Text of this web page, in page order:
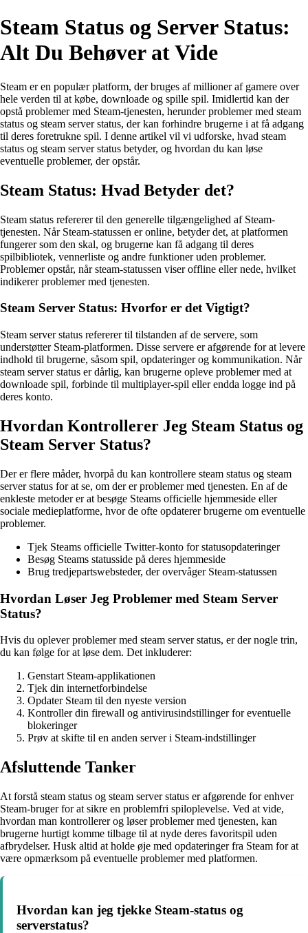
Steam Status og Server Status:
Alt Du Behøver at Vide
Steam er en populær platform, der bruges af millioner af gamere over
hele verden til at købe, downloade og spille spil. Imidlertid kan der
opstå problemer med Steam-tjenesten, herunder problemer med steam
status og steam server status, der kan forhindre brugerne i at få adgang
til deres foretrukne spil. I denne artikel vil vi udforske, hvad steam
status og steam server status betyder, og hvordan du kan løse
eventuelle problemer, der opstår.
Steam Status: Hvad Betyder det?
Steam status refererer til den generelle tilgængelighed af Steam-
tjenesten. Når Steam-statussen er online, betyder det, at platformen
fungerer som den skal, og brugerne kan få adgang til deres
spilbibliotek, vennerliste og andre funktioner uden problemer.
Problemer opstår, når steam-statussen viser offline eller nede, hvilket
indikerer problemer med tjenesten.
Steam Server Status: Hvorfor er det Vigtigt?
Steam server status refererer til tilstanden af de servere, som
understøtter Steam-platformen. Disse servere er afgørende for at levere
indhold til brugerne, såsom spil, opdateringer og kommunikation. Når
steam server status er dårlig, kan brugerne opleve problemer med at
downloade spil, forbinde til multiplayer-spil eller endda logge ind på
deres konto.
Hvordan Kontrollerer Jeg Steam Status og
Steam Server Status?
Der er flere måder, hvorpå du kan kontrollere steam status og steam
server status for at se, om der er problemer med tjenesten. En af de
enkleste metoder er at besøge Steams officielle hjemmeside eller
sociale medieplatforme, hvor de ofte opdaterer brugerne om eventuelle
problemer.
Tjek Steams officielle Twitter-konto for statusopdateringer
Besøg Steams statusside på deres hjemmeside
Brug tredjepartswebsteder, der overvåger Steam-statussen
Hvordan Løser Jeg Problemer med Steam Server
Status?
Hvis du oplever problemer med steam server status, er der nogle trin,
du kan følge for at løse dem. Det inkluderer:
Genstart Steam-applikationen
Tjek din internetforbindelse
Opdater Steam til den nyeste version
Kontroller din firewall og antivirusindstillinger for eventuelle
blokeringer
Prøv at skifte til en anden server i Steam-indstillinger
Afsluttende Tanker
At forstå steam status og steam server status er afgørende for enhver
Steam-bruger for at sikre en problemfri spiloplevelse. Ved at vide,
hvordan man kontrollerer og løser problemer med tjenesten, kan
brugerne hurtigt komme tilbage til at nyde deres favoritspil uden
afbrydelser. Husk altid at holde øje med opdateringer fra Steam for at
være opmærksom på eventuelle problemer med platformen.
Hvordan kan jeg tjekke Steam-status og
serverstatus?